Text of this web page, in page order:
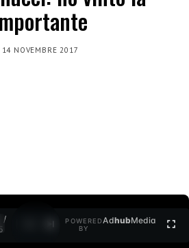
14 NOVEMBRE 2017
/
POWERED
BY
AdhubMedia